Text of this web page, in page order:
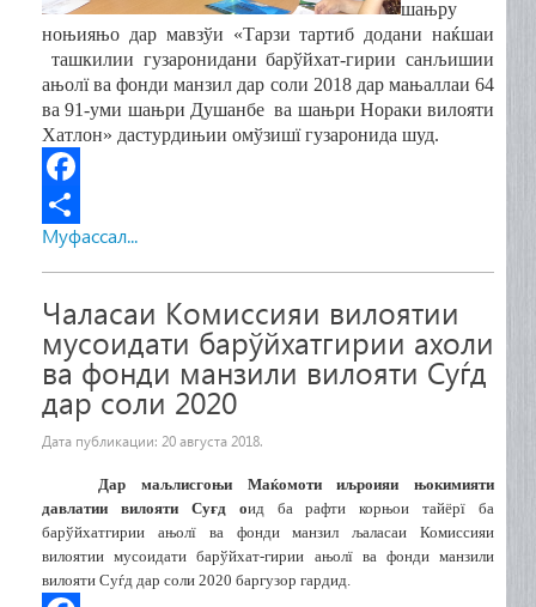
шањру
ноњияњо дар мавзўи «Тарзи тартиб додани наќшаи
ташкилии гузарониданибарўйхат-гирии санљишии
ањолїва фонди манзил дар соли 2018 дар мањаллаи 64
ва 91-уми шањри Душанбе ва шањри Нораки вилояти
Хатлон» дастурдињии омўзишї гузаронида шуд.
F
a
c
e
b
o
o
S
h
a
r
e
Муфассал...
Чаласаи Комиссияи вилоятии
мусоидати барўйхатгирии ахоли
ва фонди манзили вилояти Суѓд
дар соли 2020
Дата публикации: 20 августа 2018.
Дар маљлисгоњи Маќомоти иљроияињокимияти
давлатии вилояти Суғд оид ба рафти корњои тайёрї ба
барўйхатгирии ањолїва фонди манзилљаласаи Комиссияи
вилоятии мусоидати барўйхат-гирии ањолїва фонди манзили
вилояти Суѓд дар соли 2020 баргузор гардид.